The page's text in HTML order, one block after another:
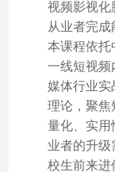
视频影视化
从业者完成
本课程依托
一线短视频
媒体行业实
理论，聚焦
量化、实用
业者的升级
校生前来进